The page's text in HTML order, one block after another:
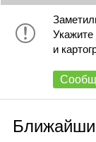
Укажите
и